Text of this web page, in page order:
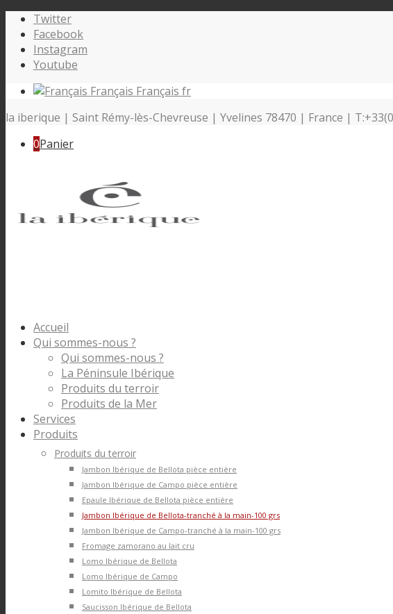
Twitter
Facebook
Instagram
Youtube
Français Français fr
la iberique | Saint Rémy-lès-Chevreuse | Yvelines 78470 | France |
0Panier
Accueil
Qui sommes-nous ?
Qui sommes-nous ?
La Péninsule Ibérique
Produits du terroir
Produits de la Mer
Services
Produits
Produits du terroir
Jambon Ibérique de Bellota pièce entière
Jambon Ibérique de Campo pièce entière
Epaule Ibérique de Bellota pièce entière
Jambon Ibérique de Bellota-tranché à la main-100 grs
Jambon Ibérique de Campo-tranché à la main-100 grs
Fromage zamorano au lait cru
Lomo Ibérique de Bellota
Lomo Ibérique de Campo
Lomito Ibérique de Bellota
Saucisson Ibérique de Bellota